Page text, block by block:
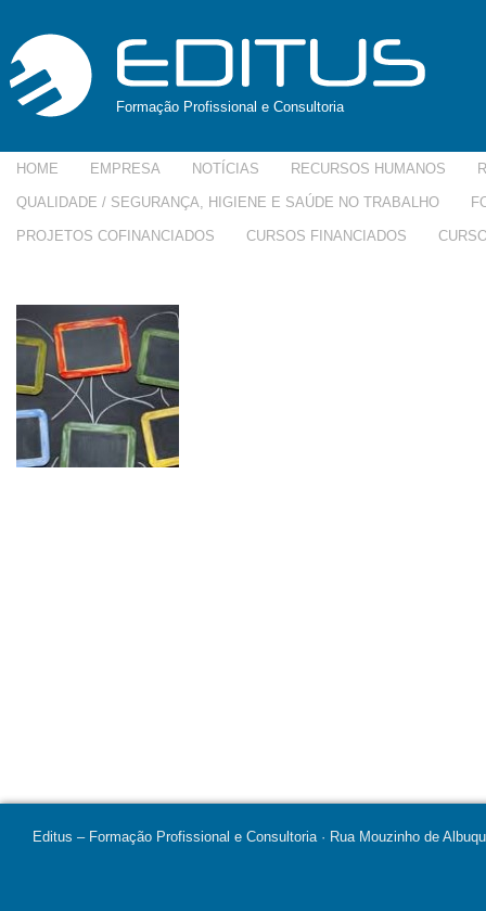
Formação Profissional e Consultoria
HOME EMPRESA NOTÍCIAS RECURSOS HUMANOS
QUALIDADE / SEGURANÇA, HIGIENE E SAÚDE NO TRABALHO
PROJETOS COFINANCIADOS CURSOS FINANCIADOS
Editus – Formação Profissional e Consultoria · Rua Mouzinho de